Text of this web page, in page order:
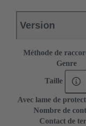
Version
Méthode de
Genre
Taille
Avec lame de
Nombre de
Contact de